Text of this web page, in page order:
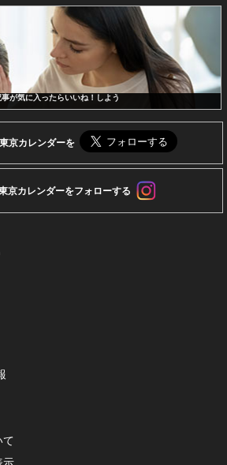
が気に入ったらいいね！しよう
京カレンダーを
京カレンダーをフォローする
示